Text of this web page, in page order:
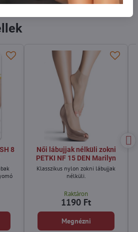
PinterestReddit LinkedInWhatsApp
E-
8
Női lábujjak nélküli zokni
PETKI NF 15 DEN Marilyn
Klasszikus nylon zokni lábujjak
nélküli.
Raktáron
1190 Ft
Megnézni